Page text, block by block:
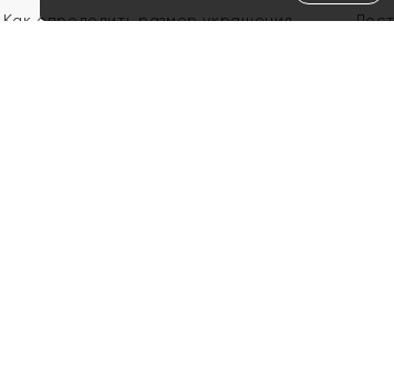
Как определить размер украшения